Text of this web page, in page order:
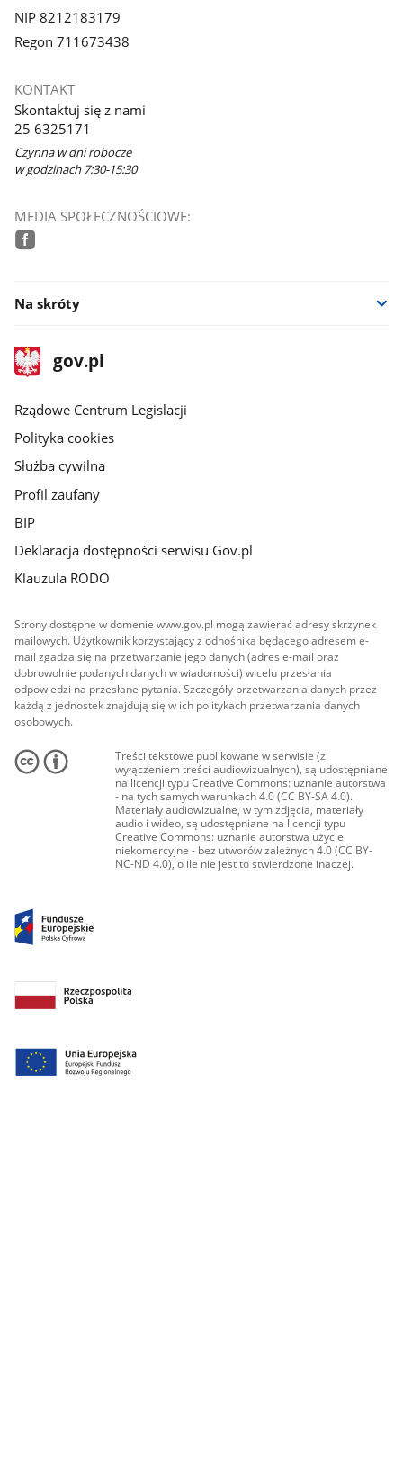
NIP 8212183179
Regon 711673438
KONTAKT
Skontaktuj się z nami
25 6325171
Czynna w dni robocze
w godzinach 7:30-15:30
MEDIA SPOŁECZNOŚCIOWE:
Na skróty
stopka
gov.plStrona
gov.pl
Rządowe Centrum Legislacji
Polityka cookies
Służba cywilna
Profil zaufany
BIP
Deklaracja dostępności serwisu Gov.pl
Klauzula RODO
Strony dostępne w domenie www.gov.pl mogą zawierać adresy skrzynek
mailowych. Użytkownik korzystający z odnośnika będącego adresem e-
mail zgadza się na przetwarzanie jego danych (adres e-mail oraz
dobrowolnie podanych danych w wiadomości) w celu przesłania
odpowiedzi na przesłane pytania. Szczegóły przetwarzania danych przez
każdą z jednostek znajdują się w ich politykach przetwarzania danych
osobowych.
Treści tekstowe publikowane w serwisie (z
wyłączeniem treści audiowizualnych), są udostępniane
na licencji typu Creative Commons: uznanie autorstwa
- na tych samych warunkach 4.0 (CC BY-SA 4.0).
Materiały audiowizualne, w tym zdjęcia, materiały
audio i wideo, są udostępniane na licencji typu
Creative Commons: uznanie autorstwa użycie
niekomercyjne - bez utworów zależnych 4.0 (CC BY-
NC-ND 4.0), o ile nie jest to stwierdzone inaczej.